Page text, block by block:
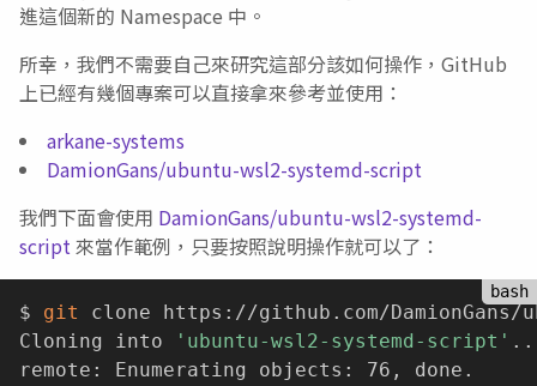
進這個新的 Namespace 中。
所幸，我們不需要自己來研究這部分該如何操作，GitHub
上已經有幾個專案可以直接拿來參考並使用：
arkane-systems
DamionGans/ubuntu-wsl2-systemd-script
我們下面會使用 DamionGans/ubuntu-wsl2-systemd-
script來當作範例，只要按照說明操作就可以了：
$ git
clone https://github.com/
Cloning into
'ubuntu-wsl2-systemd-script' ..
remote: Enumerating objects: 76, done.